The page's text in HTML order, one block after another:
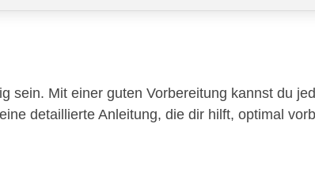
sein. Mit einer guten Vorbereitung kannst du
detaillierte Anleitung, die dir hilft, optimal